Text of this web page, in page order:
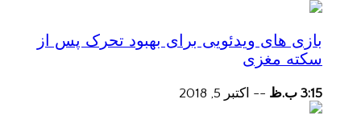
بازی های ویدئویی برای بهبود تحرک پس از
سکته مغزی
3:15 ب.ظ -- اکتبر 5, 2018